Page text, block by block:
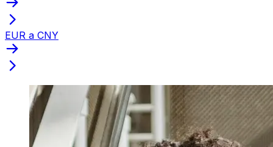
EUR a CNY